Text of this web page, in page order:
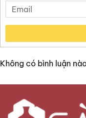
Không có bình luận